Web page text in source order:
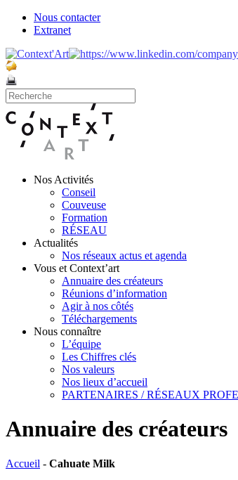
Nous contacter
Extranet
Nos Activités
Conseil
Couveuse
Formation
RÉSEAU
Actualités
Nos réseaux actus et agenda
Vous et Context’art
Annuaire des créateurs
Réunions d’information
Agir à nos côtés
Téléchargements
Nous connaître
L’équipe
Les Chiffres clés
Nos valeurs
Nos lieux d’accueil
PARTENAIRES / RÉSEAUX
Annuaire des créateurs
Accueil - Cahuate Milk